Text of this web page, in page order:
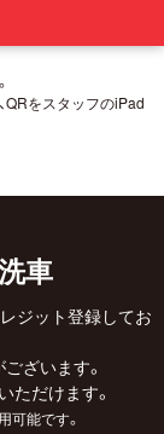
QRをスタッフのiPad
車
ジット登録してお
ざいます。
ただけます。
可能です。